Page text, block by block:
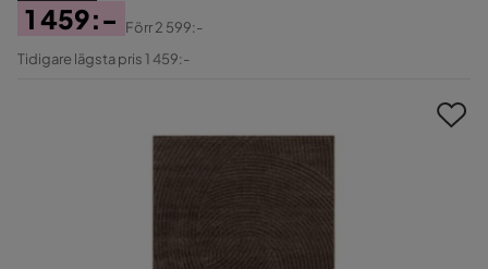
Pris
1 459:-
Original
Förr2 599:-
Tidigare lägsta pris 1 459:-